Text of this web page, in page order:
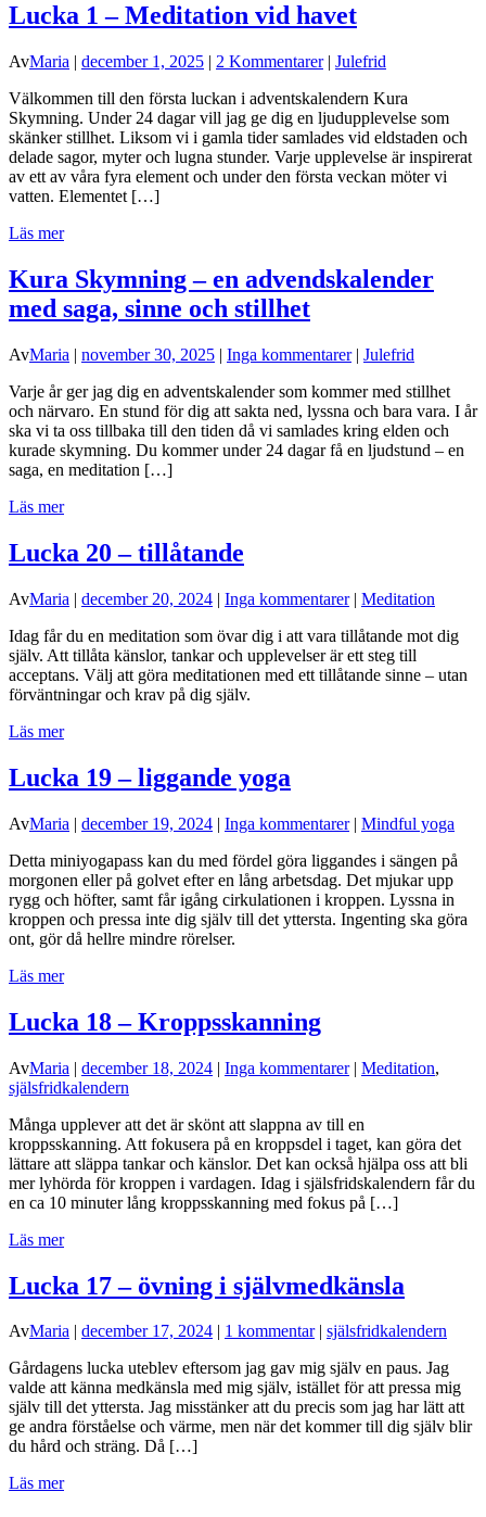
Lucka 1 – Meditation vid havet
AvMaria | december 1, 2025 | 2 Kommentarer| Julefrid
Välkommen till den första luckan i adventskalendern Kura
Skymning. Under 24 dagar vill jag ge dig en ljudupplevelse som
skänker stillhet. Liksom vi i gamla tider samlades vid eldstaden och
delade sagor, myter och lugna stunder. Varje upplevelse är inspirerat
av ett av våra fyra element och under den första veckan möter vi
vatten. Elementet […]
Läs mer
Kura Skymning – en advendskalender
med saga, sinne och stillhet
AvMaria | november 30, 2025 | Inga kommentarer| Julefrid
Varje år ger jag dig en adventskalender som kommer med stillhet
och närvaro. En stund för dig att sakta ned, lyssna och bara vara. I år
ska vi ta oss tillbaka till den tiden då vi samlades kring elden och
kurade skymning. Du kommer under 24 dagar få en ljudstund – en
saga, en meditation […]
Läs mer
Lucka 20 – tillåtande
AvMaria | december 20, 2024 | Inga kommentarer| Meditation
Idag får du en meditation som övar dig i att vara tillåtande mot dig
själv. Att tillåta känslor, tankar och upplevelser är ett steg till
acceptans. Välj att göra meditationen med ett tillåtande sinne – utan
förväntningar och krav på dig själv.
Läs mer
Lucka 19 – liggande yoga
AvMaria | december 19, 2024 | Inga kommentarer| Mindful yoga
Detta miniyogapass kan du med fördel göra liggandes i sängen på
morgonen eller på golvet efter en lång arbetsdag. Det mjukar upp
rygg och höfter, samt får igång cirkulationen i kroppen. Lyssna in
kroppen och pressa inte dig själv till det yttersta. Ingenting ska göra
ont, gör då hellre mindre rörelser.
Läs mer
Lucka 18 – Kroppsskanning
AvMaria | december 18, 2024 | Inga kommentarer| Meditation,
själsfridkalendern
Många upplever att det är skönt att slappna av till en
kroppsskanning. Att fokusera på en kroppsdel i taget, kan göra det
lättare att släppa tankar och känslor. Det kan också hjälpa oss att bli
mer lyhörda för kroppen i vardagen. Idag i själsfridskalendern får du
en ca 10 minuter lång kroppsskanning med fokus på […]
Läs mer
Lucka 17 – övning i självmedkänsla
AvMaria | december 17, 2024 | 1 kommentar| själsfridkalendern
Gårdagens lucka uteblev eftersom jag gav mig själv en paus. Jag
valde att känna medkänsla med mig själv, istället för att pressa mig
själv till det yttersta. Jag misstänker att du precis som jag har lätt att
ge andra förståelse och värme, men när det kommer till dig själv blir
du hård och sträng. Då […]
Läs mer